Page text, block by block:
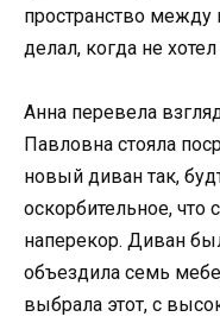
пространство между
делал, когда не
Анна перевела
Павловна стояла
новый диван так,
оскорбительное, что
наперекор. Диван
объездила семь
выбрала этот, с